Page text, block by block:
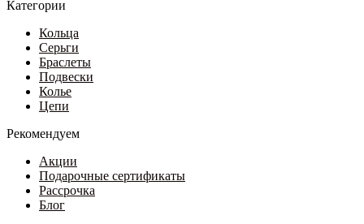
Категории
Кольца
Серьги
Браслеты
Подвески
Колье
Цепи
Рекомендуем
Акции
Подарочные сертификаты
Рассрочка
Блог